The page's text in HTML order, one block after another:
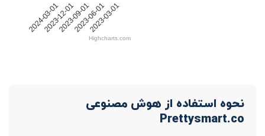
2024-03-01
2023-12-01
2023-09-01
2023-06-01
2023-03-01
Highcharts.com
نحوه استفاده از هوش مصنوعی
Prettysmart.co